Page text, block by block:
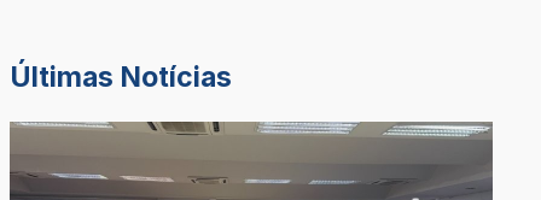
Últimas Notícias